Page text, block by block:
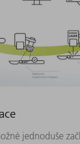
jednoduše